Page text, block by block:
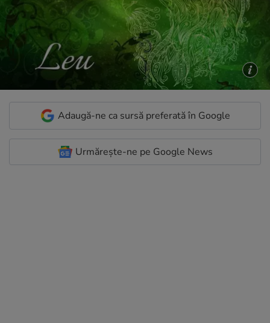
Adaugă-ne ca sursă preferată în Google
Urmărește-ne pe Google News